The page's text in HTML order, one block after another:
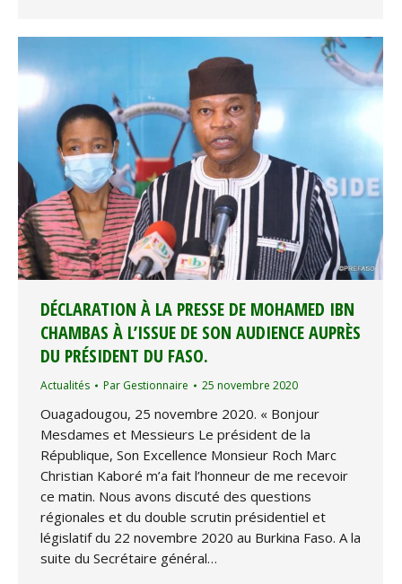
DÉCLARATION À LA PRESSE DE MOHAMED IBN
CHAMBAS À L’ISSUE DE SON AUDIENCE AUPRÈS
DU PRÉSIDENT DU FASO.
Actualités Par Gestionnaire 25 novembre 2020
Ouagadougou, 25 novembre 2020. « Bonjour
Mesdames et Messieurs Le président de la
République, Son Excellence Monsieur Roch Marc
Christian Kaboré m’a fait l’honneur de me recevoir
ce matin. Nous avons discuté des questions
régionales et du double scrutin présidentiel et
législatif du 22 novembre 2020 au Burkina Faso. A la
suite du Secrétaire général…